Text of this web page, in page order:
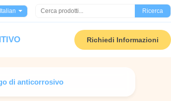
Italian Ricerca
Richiedi Informazioni
di anticorrosivo